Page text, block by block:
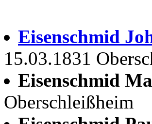
Eisenschmid
15.03.1831
Eisenschmid
Oberschleißheim